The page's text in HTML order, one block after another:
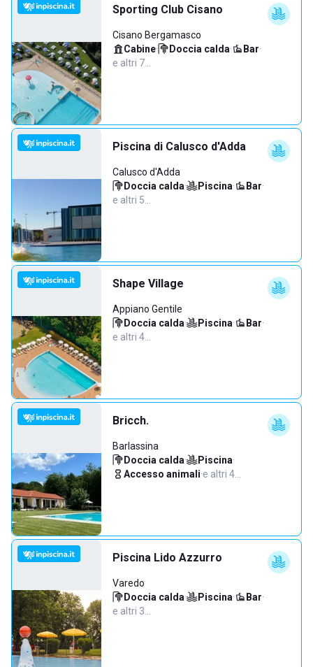
Sporting Club Cisano
Cisano Bergamasco
Cabine· Doccia calda· Bar·
e altri 7…
Piscina di Calusco d'Adda
Calusco d'Adda
Doccia calda· Piscina· Bar·
e altri 5…
Shape Village
Appiano Gentile
Doccia calda· Piscina· Bar·
e altri 4…
Bricch.
Barlassina
Doccia calda· Piscina·
Accesso animali·e altri 4…
Piscina Lido Azzurro
Varedo
Doccia calda· Piscina· Bar·
e altri 3…